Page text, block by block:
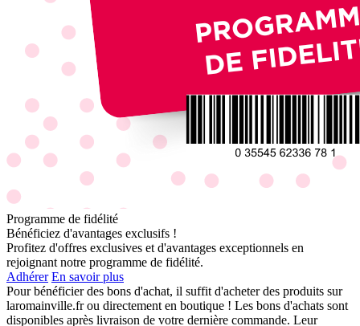
Programme de fidélité
Bénéficiez d'avantages exclusifs !
Profitez d'offres exclusives et d'avantages exceptionnels en
rejoignant notre programme de fidélité.
Adhérer En savoir plus
Pour bénéficier des bons d'achat, il suffit d'acheter des produits sur
laromainville.fr ou directement en boutique ! Les bons d'achats sont
disponibles après livraison de votre dernière commande. Leur